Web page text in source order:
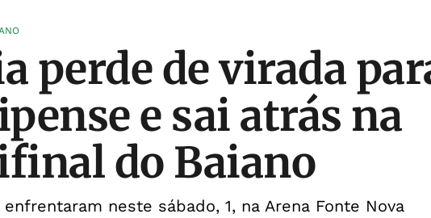
perde de virada
e sai atrás na
do Baiano
neste sábado, 1, na Arena Fonte Nova